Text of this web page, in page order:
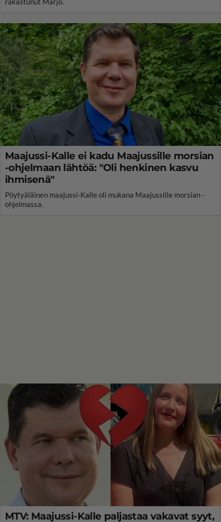
Maajussi-Kalle ei kadu Maajussille morsian
-ohjelmaan lähtöä: "Oli henkinen kasvu
ihmisenä"
Pöytyäläinen maajussi-Kalle oli mukana Maajussille morsian -
ohjelmassa.
MTV: Maajussi-Kalle paljastaa vakavat syyt,